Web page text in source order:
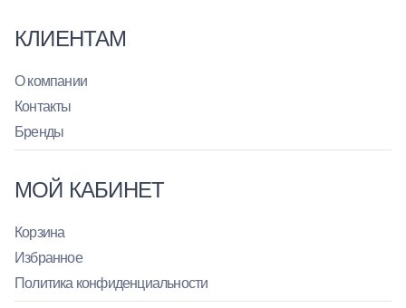
КЛИЕНТАМ
О компании
Контакты
Бренды
МОЙ КАБИНЕТ
Корзина
Избранное
Политика конфиденциальности